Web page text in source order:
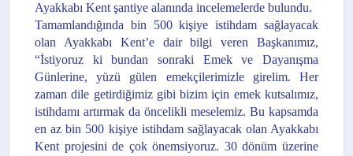
Ayakkabı Kent şantiye alanında incelemelerde bulundu.
Tamamlandığında bin 500 kişiye istihdam sağlayacak
olan Ayakkabı Kent’e dair bilgi veren Başkanımız,
“İstiyoruz ki bundan sonraki Emek ve Dayanışma
Günlerine, yüzü gülen emekçilerimizle girelim. Her
zaman dile getirdiğimiz gibi bizim için emek kutsalımız,
istihdamı artırmak da öncelikli meselemiz. Bu kapsamda
en az bin 500 kişiye istihdam sağlayacak olan Ayakkabı
Kent projesini de çok önemsiyoruz. 30 dönüm üzerine